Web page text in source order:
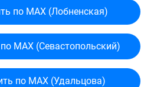
по MAX (Лобненская)
MAX (Севасто­польский)
по MAX (Удальцова)